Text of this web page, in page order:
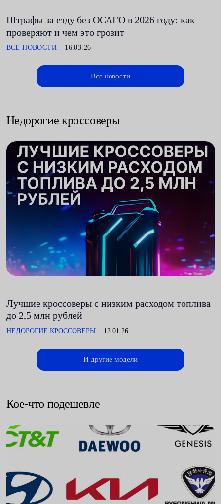
Штрафы за езду без ОСАГО в 2026 году: как
проверяют и чем это грозит
ВСЕ НОВОСТИ 16.03.26
Все новости
Недорогие кроссоверы
Лучшие кроссоверы с низким расходом топлива
до 2,5 млн рублей
НЕДОРОГИЕ КРОССОВЕРЫ 12.01.26
И другие модели
Кое-что подешевле